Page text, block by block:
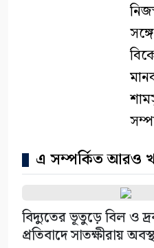
এ সম্পর্কিত আরও
বিদ্যুতের ভূতুড়ে বিল ও
প্রতিবাদে সাতক্ষীরায়